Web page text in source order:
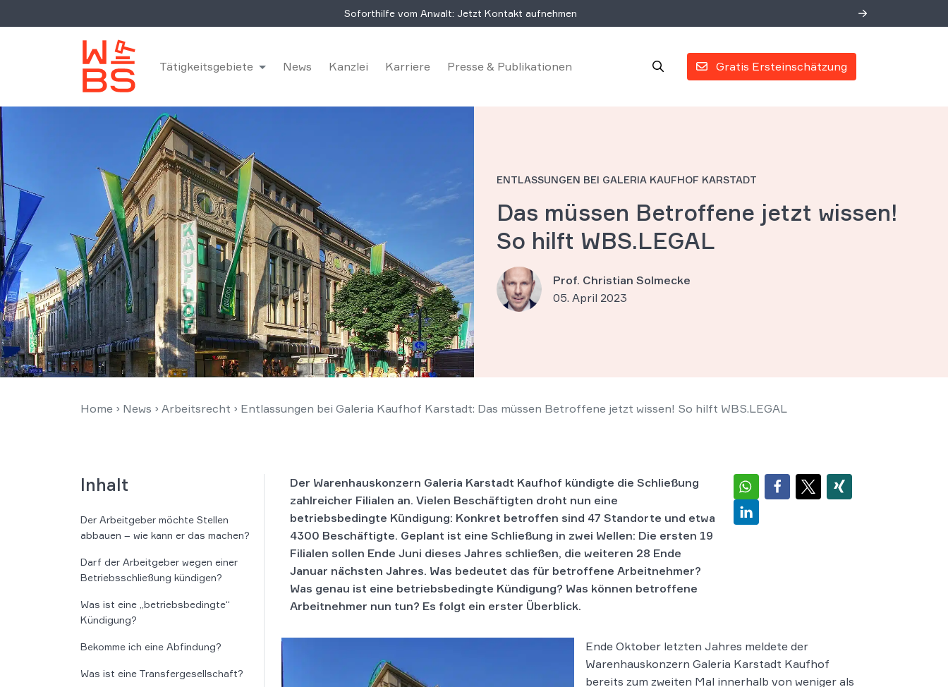
Soforthilfe vom Anwalt: Jetzt Kontakt aufnehmen
Gratis Ersteinschätzung
Tätigkeitsgebiete News Kanzlei Karriere Presse & Publikationen
ENTLASSUNGEN BEI GALERIA KAUFHOF KARSTADT
Das müssen Betroffene jetzt wissen!
So hilft WBS.LEGAL
Prof. Christian Solmecke
05. April 2023
Home › News › Arbeitsrecht › Entlassungen bei Galeria Kaufhof Karstadt: Das müssen Betroffene jetzt wissen! So hilft WBS.LEGAL
Inhalt
Der Arbeitgeber möchte Stellen
abbauen – wie kann er das machen?
Darf der Arbeitgeber wegen einer
Betriebsschließung kündigen?
Was ist eine „betriebsbedingte“
Kündigung?
Bekomme ich eine Abfindung?
Was ist eine Transfergesellschaft?
Der Warenhauskonzern Galeria Karstadt Kaufhof kündigte die Schließung
zahlreicher Filialen an. Vielen Beschäftigten droht nun eine
betriebsbedingte Kündigung: Konkret betroffen sind 47 Standorte und etwa
4300 Beschäftigte. Geplant ist eine Schließung in zwei Wellen: Die ersten 19
Filialen sollen Ende Juni dieses Jahres schließen, die weiteren 28 Ende
Januar nächsten Jahres. Was bedeutet das für betroffene Arbeitnehmer?
Was genau ist eine betriebsbedingte Kündigung? Was können betroffene
Arbeitnehmer nun tun? Es folgt ein erster Überblick.
Ende Oktober letzten Jahres meldete der
Warenhauskonzern Galeria Karstadt Kaufhof
bereits zum zweiten Mal innerhalb von weniger als